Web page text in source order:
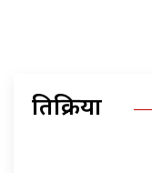
प्रतिक्रिया